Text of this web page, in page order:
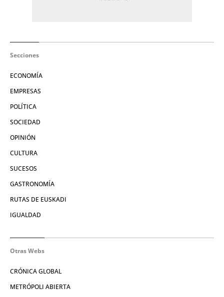
Secciones
ECONOMÍA
EMPRESAS
POLÍTICA
SOCIEDAD
OPINIÓN
CULTURA
SUCESOS
GASTRONOMÍA
RUTAS DE EUSKADI
IGUALDAD
Otras Webs
CRÓNICA GLOBAL
METRÓPOLI ABIERTA